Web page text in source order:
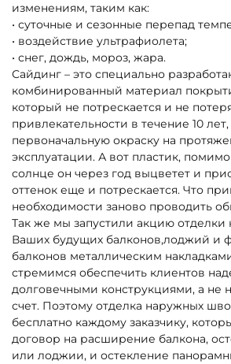
изменениям, таким как:
• суточные и сезонные перепад
• воздействие ультрафиолета;
• снег, дождь, мороз, жара.
Сайдинг – это специально
комбинированный материал
который не потрескается и не
привлекательности в течение 10 лет,
первоначальную окраску на
эксплуатации. А вот пластик, помимо
солнце он через год выцветет и
оттенок еще и потрескается. Что
необходимости заново проводить
Так же мы запустили акцию
Ваших будущих балконов,лоджий и
балконов металлическим
стремимся обеспечить клиентов
долговечными конструкциями, а не
счет. Поэтому отделка наружных
бесплатно каждому заказчику,
договор на расширение балкона,
или лоджии, и остекление